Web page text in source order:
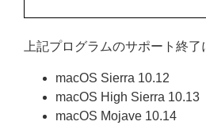
上記プログラムのサポート終
macOS Sierra 10.12
macOS High Sierra 10.13
macOS Mojave 10.14